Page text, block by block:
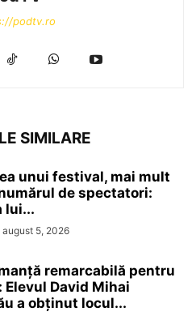
podtv.ro
SIMILARE
unui festival, mai mult
de spectatori:
lui...
august 5, 2026
remarcabilă pentru
Elevul David Mihai
a obținut locul...